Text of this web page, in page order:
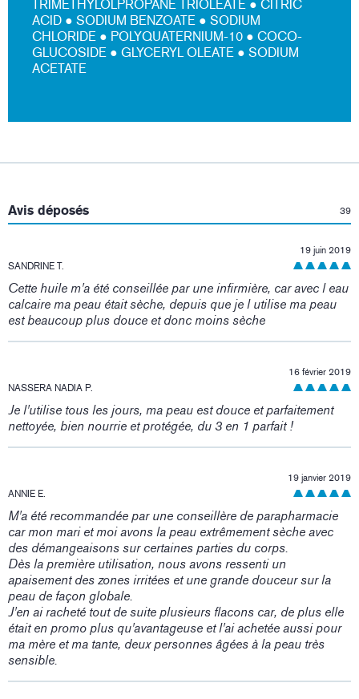
TRIMETHYLOLPROPANE TRIOLEATE ● CITRIC
ACID ● SODIUM BENZOATE ● SODIUM
CHLORIDE ● POLYQUATERNIUM-10 ● COCO-
GLUCOSIDE ● GLYCERYL OLEATE ● SODIUM
ACETATE
Avis déposés: 39
SANDRINE T.
19 juin 2019
Cette huile m'a été conseillée par une infirmière, car avec l eau
calcaire ma peau était sèche, depuis que je l utilise ma peau
est beaucoup plus douce et donc moins sèche
NASSERA NADIA P.
16 février 2019
Je l'utilise tous les jours, ma peau est douce et parfaitement
nettoyée, bien nourrie et protégée, du 3 en 1 parfait !
ANNIE E.
19 janvier 2019
M'a été recommandée par une conseillère de parapharmacie
car mon mari et moi avons la peau extrêmement sèche avec
des démangeaisons sur certaines parties du corps.
Dès la première utilisation, nous avons ressenti un
apaisement des zones irritées et une grande douceur sur la
peau de façon globale.
J'en ai racheté tout de suite plusieurs flacons car, de plus elle
était en promo plus qu'avantageuse et l'ai achetée aussi pour
ma mère et ma tante, deux personnes âgées à la peau très
sensible.